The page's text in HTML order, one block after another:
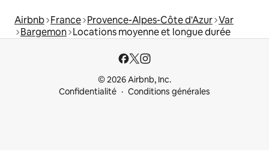
Airbnb France Provence-Alpes-Côte d'Azur Var
Bargemon Locations moyenne et longue durée
© 2026 Airbnb, Inc.
Confidentialité
Conditions générales